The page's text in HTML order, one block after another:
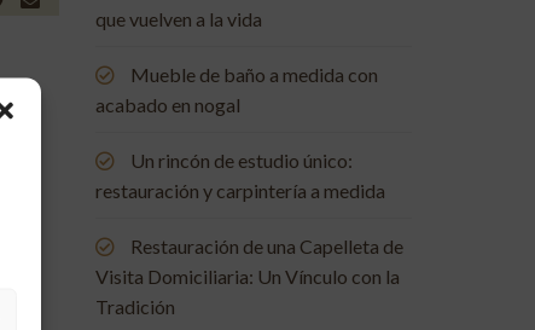
que vuelven a la vida
Mueble de baño a medida con
acabado en nogal
Un rincón de estudio único:
restauración y carpintería a medida
Restauración de una Capelleta de
Visita Domiciliaria: Un Vínculo con la
Tradición